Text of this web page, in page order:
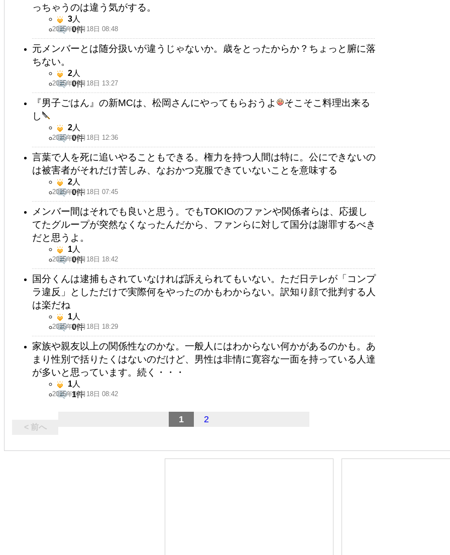
っちゃうのは違う気がする。
2025年09月18日 08:48
3人
0件
元メンバーとは随分扱いが違うじゃないか。歳をとったからか？ちょっと腑に落
ちない。
2025年09月18日 13:27
2人
0件
『男子ごはん』の新MCは、松岡さんにやってもらおうよ
そこそこ料理出来る
し
2025年09月18日 12:36
2人
0件
言葉で人を死に追いやることもできる。権力を持つ人間は特に。公にできないの
は被害者がそれだけ苦しみ、なおかつ克服できていないことを意味する
2025年09月18日 07:45
2人
0件
メンバー間はそれでも良いと思う。でもTOKIOのファンや関係者らは、応援し
てたグループが突然なくなったんだから、ファンらに対して国分は謝罪するべき
だと思うよ。
2025年09月18日 18:42
1人
0件
国分くんは逮捕もされていなければ訴えられてもいない。ただ日テレが「コンプ
ラ違反」としただけで実際何をやったのかもわからない。訳知り顔で批判する人
は楽だね
2025年09月18日 18:29
1人
0件
家族や親友以上の関係性なのかな。一般人にはわからない何かがあるのかも。あ
まり性別で括りたくはないのだけど、男性は非情に寛容な一面を持っている人達
が多いと思っています。続く・・・
2025年09月18日 08:42
1人
1件
< 前へ
1 2